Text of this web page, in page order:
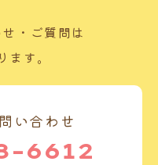
・ご質問は
す。
い合わせ
6612